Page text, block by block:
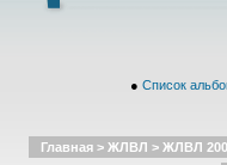
● Список
Главная > ЖЛВЛ > ЖЛВЛ